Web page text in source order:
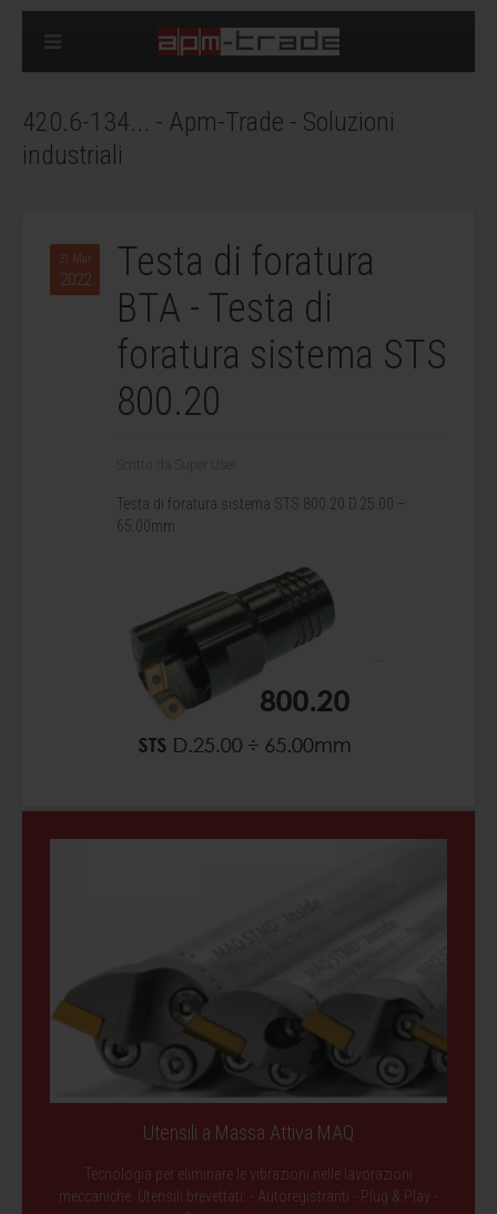
420.6-134... - Apm-Trade - Soluzioni
industriali
31 Mar
2022
Testa di foratura
BTA - Testa di
foratura sistema STS
800.20
Testa di foratura sistema STS 800.20 D.25.00 ÷
65.00mm
Utensili a Massa Attiva MAQ
Tecnologia per eliminare le vibrazioni nelle lavorazioni
meccaniche. Utensili brevettati: - Autoregistranti - Plug & Play -